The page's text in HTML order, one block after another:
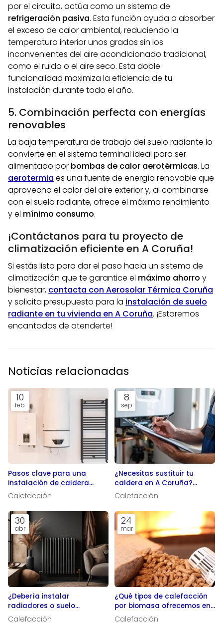
por el circuito, actúa como un sistema de
refrigeración pasiva. Esta función ayuda a absorber
el exceso de calor ambiental, reduciendo la
temperatura interior unos grados sin los
inconvenientes del aire acondicionado tradicional,
como el ruido o el aire seco. Esta doble
funcionalidad maximiza la eficiencia de tu
instalación durante todo el año.
5. Combinación perfecta con energías
renovables
La baja temperatura de trabajo del suelo radiante lo
convierte en el sistema terminal ideal para ser
alimentado por bombas de calor aerotérmicas. La
aerotermia es una fuente de energía renovable que
aprovecha el calor del aire exterior y, al combinarse
con el suelo radiante, ofrece el máximo rendimiento
y el mínimo consumo.
¡Contáctanos para tu proyecto de
climatización eficiente en A Coruña!
Si estás listo para dar el paso hacia un sistema de
climatización que te garantice el máximo ahorro y
bienestar, contacta con Aerosolar Térmica Coruña
y solicita presupuesto para la instalación de suelo
radiante en tu vivienda en A Coruña. ¡Estaremos
encantados de atenderte!
Noticias relacionadas
10
feb
Pasos clave para una
instalación de caldera
segura y conforme a la
Calefacción
8
sep
¿Necesitas sustituir tu
caldera en A Coruña?
¡Aerosolar Térmica!
Calefacción
30
abr
¿Debería instalar
radiadores o suelo
radiante?
Calefacción
24
mar
¿Qué tipos de calefacción
por biomasa ofrecemos en
A Coruña?
Calefacción